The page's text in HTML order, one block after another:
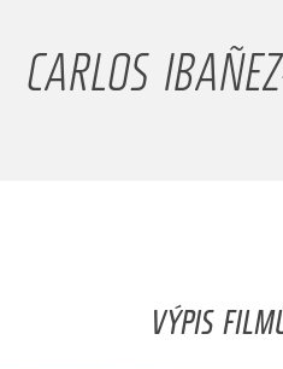
CARLOS
VÝPIS